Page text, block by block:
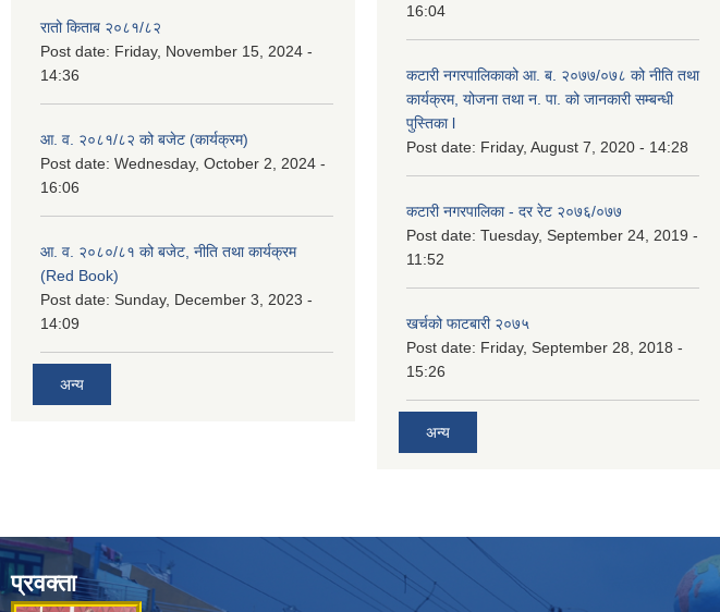
रातो किताब २०८१/८२
Post date: Friday, November 15, 2024 -
14:36
आ. व. २०८१/८२ को बजेट (कार्यक्रम)
Post date: Wednesday, October 2, 2024 -
16:06
आ. व. २०८०/८१ को बजेट, नीति तथा कार्यक्रम
(Red Book)
Post date: Sunday, December 3, 2023 -
14:09
अन्य
16:04
कटारी नगरपालिकाको आ. ब. २०७७/०७८ को नीति तथा
कार्यक्रम, योजना तथा न. पा. को जानकारी सम्बन्धी
पुस्तिका l
Post date: Friday, August 7, 2020 - 14:28
कटारी नगरपालिका - दर रेट २०७६/०७७
Post date: Tuesday, September 24, 2019 -
11:52
खर्चको फाटबारी २०७५
Post date: Friday, September 28, 2018 -
15:26
अन्य
प्रवक्ता